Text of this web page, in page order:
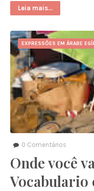
Leia mais...
EXPRESSÕES EM ÁRABE
0 Comentários
Onde você
Vocabulario